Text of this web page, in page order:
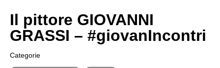
Il pittore GIOVANNI
GRASSI – #giovanIncontri
Categorie